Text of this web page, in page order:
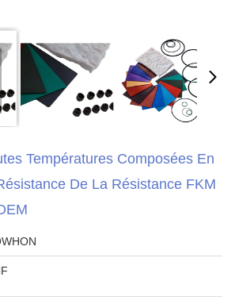
Températures Composées En
De La Résistance FKM